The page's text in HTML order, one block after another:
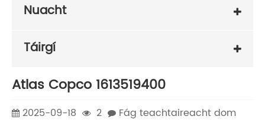
Nuacht
Táirgí
Atlas Copco 1613519400
2025-09-18 2
Fág teachtaireacht dom